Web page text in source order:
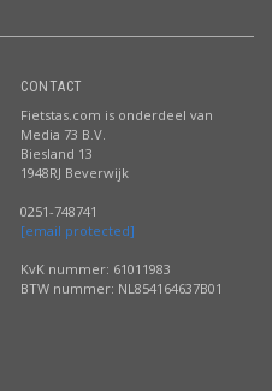
CONTACT
Fietstas.com is onderdeel van
Media 73 B.V.
Biesland 13
1948RJ Beverwijk
0251-748741
[email protected]
KvK nummer: 61011983
BTW nummer: NL854164637B01